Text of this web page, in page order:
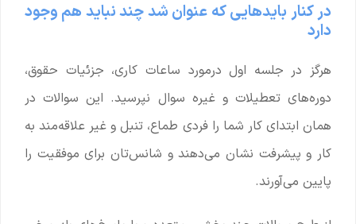
در کنار بایدهایی که عنوان شد چند نباید هم وجود
دارد
هرگز در جلسه اول درمورد ساعات کاری، جزئیات حقوق،
دوره‌های تعطیلات و غیره سوال نپرسید. این سوالات در
همان ابتدای کار شما را فردی طماع، تنبل و غیر علاقه‌مند به
کار و پیشرفت نشان می‌‌دهند و شانس‌تان برای موفقیت را
پایین می‌آورند.